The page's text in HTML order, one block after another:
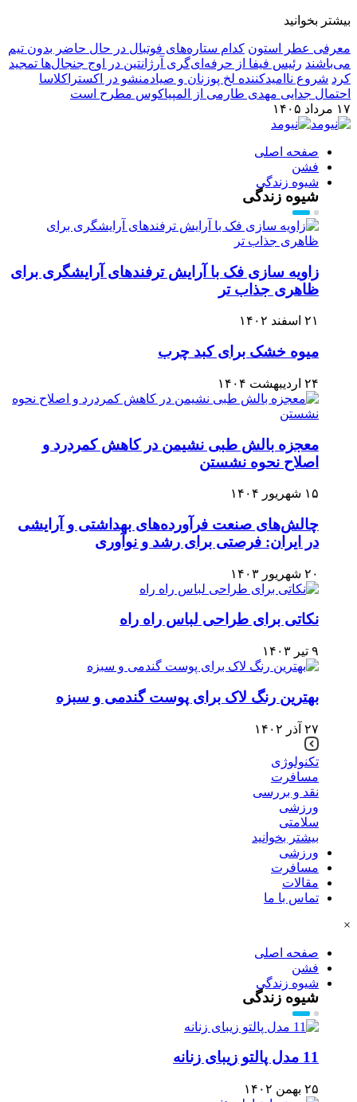
بیشتر بخوانید
معرفی عطر استون کدام ستاره‌های فوتبال در حال حاضر بدون تیم
می‌باشند رئیس فیفا از حرفه‌ای‌گری آرژانتین در اوج جنجال‌ها تمجید
کرد شروع ناامیدکننده لخ پوزنان و صیادمنشو در اکستراکلاسا
احتمال جدایی مهدی طارمی از المپیاکوس مطرح است
۱۷ مرداد ۱۴۰۵
صفحه اصلی
فشن
شیوه زندگی
شیوه زندگی
زاویه سازی فک با آرایش ترفندهای آرایشگری برای
ظاهری جذاب تر
۲۱ اسفند ۱۴۰۲
میوه خشک برای کبد چرب
۲۴ اردیبهشت ۱۴۰۴
معجزه بالش طبی نشیمن در کاهش کمردرد و
اصلاح نحوه نشستن
۱۵ شهریور ۱۴۰۴
چالش‌های صنعت فرآورده‌های بهداشتی و آرایشی
در ایران: فرصتی برای رشد و نوآوری
۲۰ شهریور ۱۴۰۳
نکاتی برای طراحی لباس راه راه
۹ تیر ۱۴۰۳
بهترین رنگ لاک برای پوست گندمی و سبزه
۲۷ آذر ۱۴۰۲
تکنولوژی
مسافرت
نقد و بررسی
ورزشی
سلامتی
بیشتر بخوانید
ورزشی
مسافرت
مقالات
تماس با ما
×
صفحه اصلی
فشن
شیوه زندگی
شیوه زندگی
11 مدل پالتو زیبای زنانه
۲۵ بهمن ۱۴۰۲